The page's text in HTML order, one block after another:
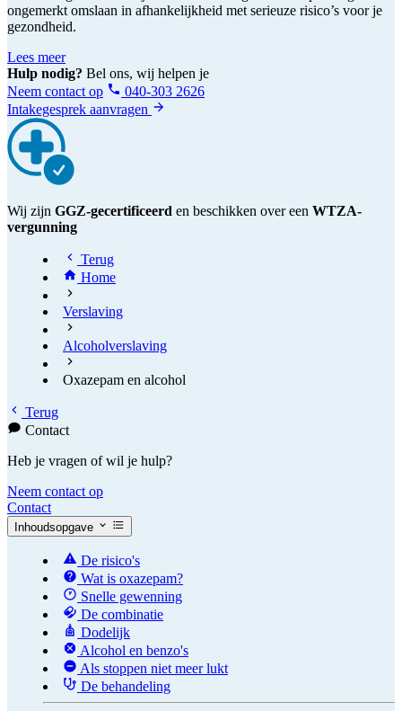
ongemerkt omslaan in afhankelijkheid met serieuze risico’s voor je
gezondheid.
Lees meer
Hulp nodig? Bel ons, wij helpen je
Neem contact op
040-303 2626
Intakegesprek aanvragen
Wij zijn GGZ-gecertificeerd en beschikken over een WTZA-
vergunning
Terug
Home
Verslaving
Alcoholverslaving
Oxazepam en alcohol
Terug
Contact
Heb je vragen of wil je hulp?
Neem contact op
Contact
Inhoudsopgave
De risico's
Wat is oxazepam?
Snelle gewenning
De combinatie
Dodelijk
Alcohol en benzo's
Als stoppen niet meer lukt
De behandeling